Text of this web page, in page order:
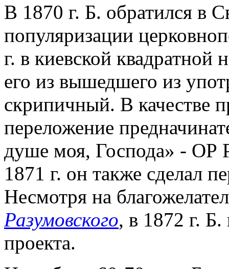
В 1870 г. Б. обратился в
популяризации
г. в киевской
его из вышедшего из
скрипичный. В качестве
переложение
душе моя, Господа» -
1871 г. он также сделал
Несмотря на
Разумовского, в 1872 г. Б.
проекта.